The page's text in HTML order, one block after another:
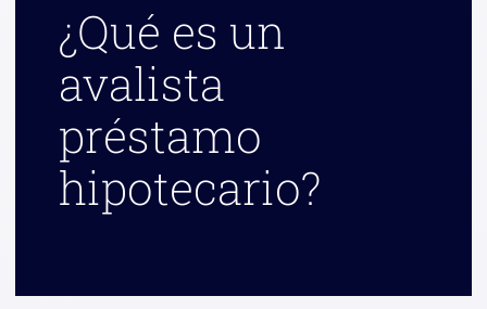
¿Qué es un
avalista
préstamo
hipotecario?